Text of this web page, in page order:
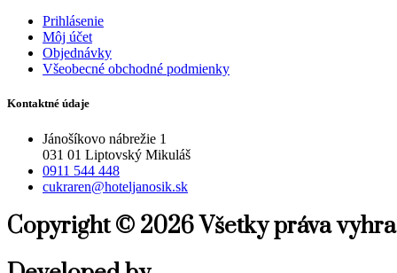
Prihlásenie
Môj účet
Objednávky
Všeobecné obchodné podmienky
Kontaktné údaje
Jánošíkovo nábrežie 1
031 01 Liptovský Mikuláš
0911 544 448
cukraren@hoteljanosik.sk
Copyright © 2026 Všetky práva